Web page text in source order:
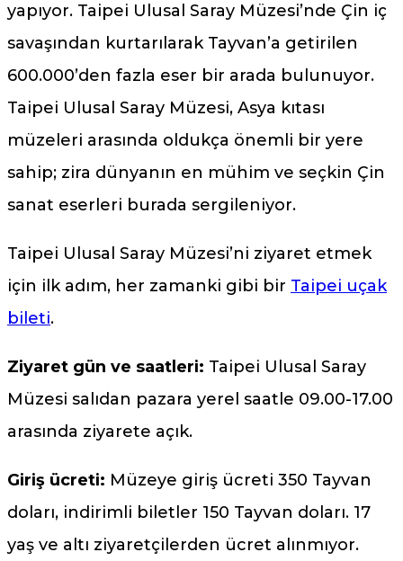
yapıyor. Taipei Ulusal Saray Müzesi’nde Çin iç
savaşından kurtarılarak Tayvan’a getirilen
600.000’den fazla eser bir arada bulunuyor.
Taipei Ulusal Saray Müzesi, Asya kıtası
müzeleri arasında oldukça önemli bir yere
sahip; zira dünyanın en mühim ve seçkin Çin
sanat eserleri burada sergileniyor.
Taipei Ulusal Saray Müzesi’ni ziyaret etmek
için ilk adım, her zamanki gibi bir Taipei uçak
bileti.
Ziyaret gün ve saatleri: Taipei Ulusal Saray
Müzesi salıdan pazara yerel saatle 09.00-17.00
arasında ziyarete açık.
Giriş ücreti: Müzeye giriş ücreti 350 Tayvan
doları, indirimli biletler 150 Tayvan doları. 17
yaş ve altı ziyaretçilerden ücret alınmıyor.